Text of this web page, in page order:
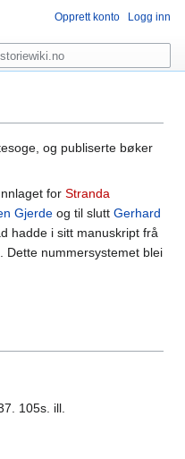
og publiserte bøker
for Stranda
Gjerde og til slutt Gerhard
hadde i sitt manuskript frå
Dette nummersystemet blei
105s. ill.
Opprett konto Logg inn